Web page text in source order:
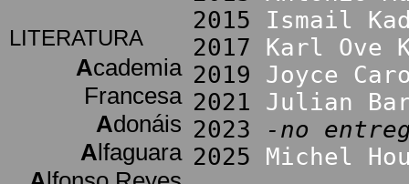
LITERATURA
Academia
Francesa
Adonáis
Alfaguara
2015 Ismail
2017 Karl Ove
2019 Joyce
2021 Julian
2023
-no
2025 Michel